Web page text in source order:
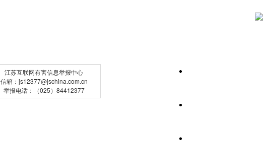
江苏互联网有害信息举报中心
信箱：js12377@jschina.com.cn
举报电话：（025）84412377